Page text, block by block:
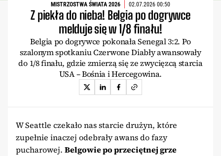
MISTRZOSTWA ŚWIATA 2026 02.07.2026 00:50
Z piekła do nieba! Belgia po dogrywce
melduje się w 1/8 finału!
Belgia po dogrywce pokonała Senegal 3:2. Po
szalonym spotkaniu Czerwone Diabły awansowały
do 1/8 finału, gdzie zmierzą się ze zwycięzcą starcia
USA – Bośnia i Hercegowina.
W Seattle czekało nas starcie drużyn, które
zupełnie inaczej odebrały awans do fazy
pucharowej. Belgowie po przeciętnej grze